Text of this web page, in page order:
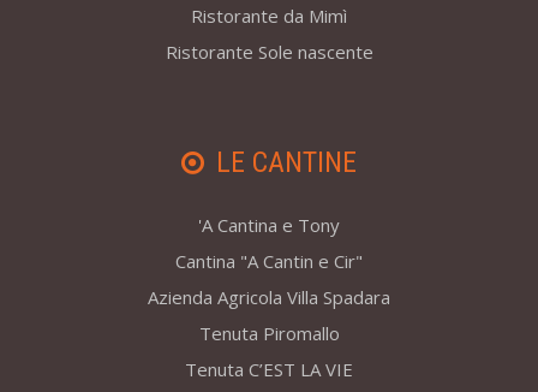
Ristorante da Mimì
Ristorante Sole nascente
LE CANTINE
'A Cantina e Tony
Cantina "A Cantin e Cir"
Azienda Agricola Villa Spadara
Tenuta Piromallo
Tenuta C’EST LA VIE